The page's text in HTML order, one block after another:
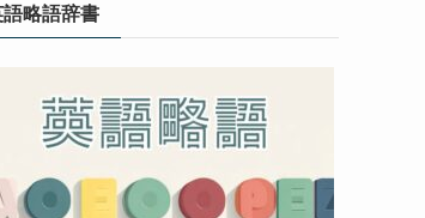
語略語辞書